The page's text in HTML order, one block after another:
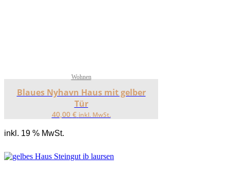
Wohnen
Blaues Nyhavn Haus mit gelber
Tür
40,00 € inkl. MwSt.
inkl. 19 % MwSt.